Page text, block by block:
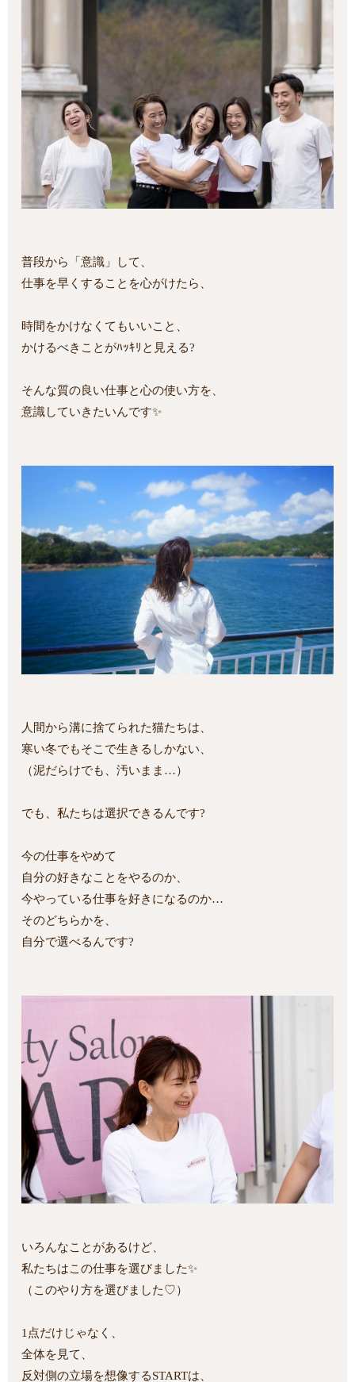
普段から「意識」して、
仕事を早くすることを心がけたら、
時間をかけなくてもいいこと、
かけるべきことがﾊｯｷﾘと見える?
そんな質の良い仕事と心の使い方を、
意識していきたいんです✨
人間から溝に捨てられた猫たちは、
寒い冬でもそこで生きるしかない、
（泥だらけでも、汚いまま…）
でも、私たちは選択できるんです?
今の仕事をやめて
自分の好きなことをやるのか、
今やっている仕事を好きになるのか…
そのどちらかを、
自分で選べるんです?
いろんなことがあるけど、
私たちはこの仕事を選びました✨
（このやり方を選びました♡）
1点だけじゃなく、
全体を見て、
反対側の立場を想像するSTARTは、